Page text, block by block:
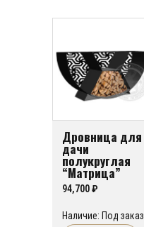
Дровница для
дачи
полукруглая
“Матрица”
94,700₽
Наличие: Под заказ